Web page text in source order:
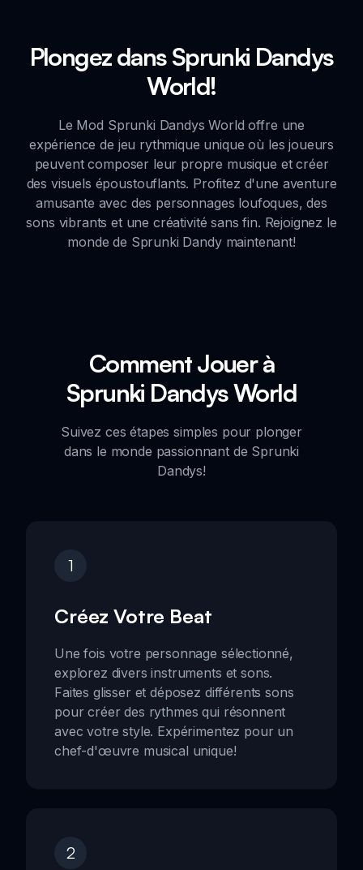
Plongez dans Sprunki Dandys
World!
Le Mod Sprunki Dandys World offre une
expérience de jeu rythmique unique où les joueurs
peuvent composer leur propre musique et créer
des visuels époustouflants. Profitez d'une aventure
amusante avec des personnages loufoques, des
sons vibrants et une créativité sans fin. Rejoignez le
monde de Sprunki Dandy maintenant!
Comment Jouer à
Sprunki Dandys World
Suivez ces étapes simples pour plonger
dans le monde passionnant de Sprunki
Dandys!
1
Créez Votre Beat
Une fois votre personnage sélectionné,
explorez divers instruments et sons.
Faites glisser et déposez différents sons
pour créer des rythmes qui résonnent
avec votre style. Expérimentez pour un
chef-d'œuvre musical unique!
2